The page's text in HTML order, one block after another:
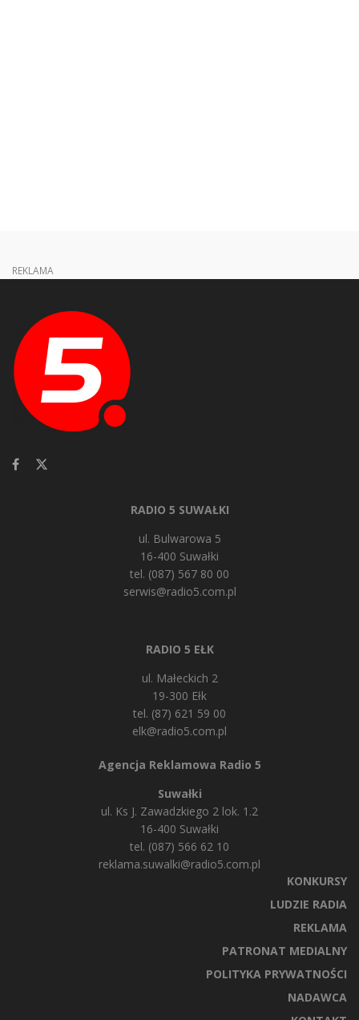
REKLAMA
RADIO 5 SUWAŁKI
ul. Bulwarowa 5
16-400 Suwałki
tel. (087) 567 80 00
serwis@radio5.com.pl
RADIO 5 EŁK
ul. Małeckich 2
19-300 Ełk
tel. (87) 621 59 00
elk@radio5.com.pl
Agencja Reklamowa Radio 5
Suwałki
ul. Ks J. Zawadzkiego 2 lok. 1.2
16-400 Suwałki
tel. (087) 566 62 10
reklama.suwalki@radio5.com.pl
KONKURSY
LUDZIE RADIA
REKLAMA
PATRONAT MEDIALNY
POLITYKA PRYWATNOŚCI
NADAWCA